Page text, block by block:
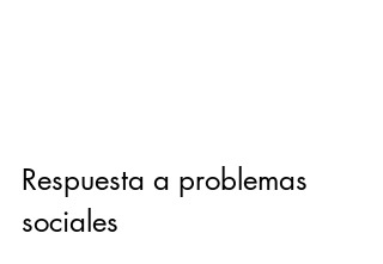
Respuesta a problemas
sociales